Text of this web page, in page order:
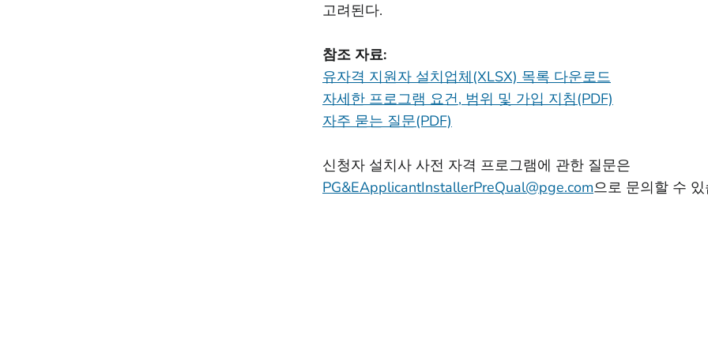
고려된다.
참조 자료:
유자격 지원자 설치업체(XLSX) 목록 다운로드
자세한 프로그램 요건, 범위 및 가입 지침(PDF)
자주 묻는 질문(PDF)
신청자 설치사 사전 자격 프로그램에 관한 질문은
PG&EApplicantInstallerPreQual@pge.com으로 문의할 수